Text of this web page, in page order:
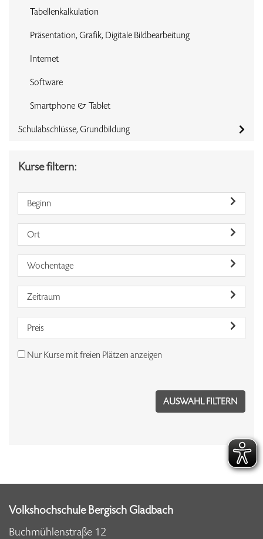
Tabellenkalkulation
Präsentation, Grafik, Digitale Bildbearbeitung
Internet
Software
Smartphone & Tablet
Schulabschlüsse, Grundbildung
Kurse filtern:
Beginn
Ort
Wochentage
Zeitraum
Preis
Nur Kurse mit freien Plätzen anzeigen
Volkshochschule Bergisch Gladbach
Buchmühlenstraße 12